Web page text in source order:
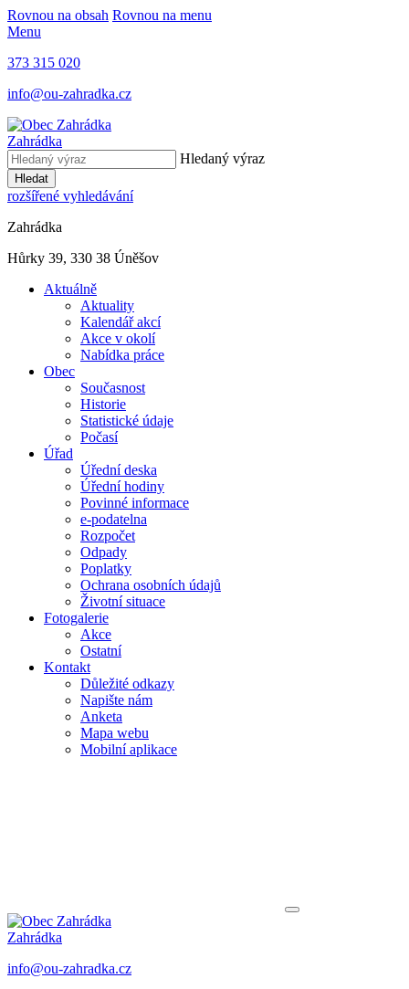
Rovnou na obsah Rovnou na menu
Menu
373 315 020
info@ou-zahradka.cz
Zahrádka
Hledaný výraz
Hledat
rozšířené vyhledávání
Zahrádka
Hůrky 39, 330 38 Úněšov
Aktuálně
Aktuality
Kalendář akcí
Akce v okolí
Nabídka práce
Obec
Současnost
Historie
Statistické údaje
Počasí
Úřad
Úřední deska
Úřední hodiny
Povinné informace
e-podatelna
Rozpočet
Odpady
Poplatky
Ochrana osobních údajů
Životní situace
Fotogalerie
Akce
Ostatní
Kontakt
Důležité odkazy
Napište nám
Anketa
Mapa webu
Mobilní aplikace
Zahrádka
info@ou-zahradka.cz